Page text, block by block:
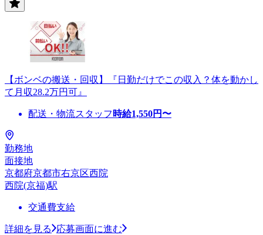
【ボンベの搬送・回収】『日勤だけでこの収入？体を動かし
て月収28.2万円可』
配送・物流スタッフ 時給1,550円〜
勤務地
面接地
京都府京都市右京区西院
西院(京福)駅
交通費支給
詳細を見る
応募画面に進む